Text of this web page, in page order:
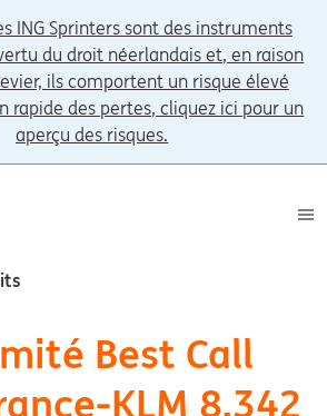
ING Sprinters sont des instruments
du droit néerlandais et, en raison
ils comportent un risque élevé
rapide des pertes, cliquez ici pour un
aperçu des risques.
Best Call
KLM 8,342